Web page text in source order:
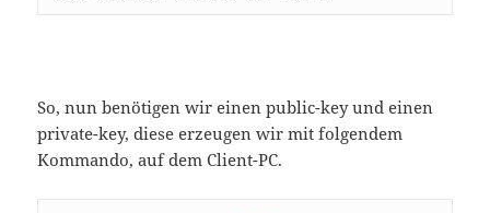
So, nun benötigen wir einen public-key und einen
private-key, diese erzeugen wir mit folgendem
Kommando, auf dem Client-PC.